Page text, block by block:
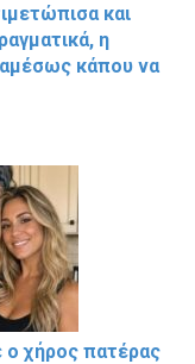
και
η
κάπου να
ο χήρος πατέρας